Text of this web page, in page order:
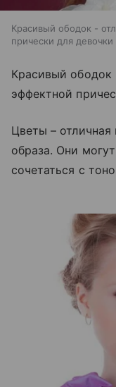
Красивый ободок -
прически для девочки
Красивый ободок
эффектной
Цветы – отличная
образа. Они
сочетаться с